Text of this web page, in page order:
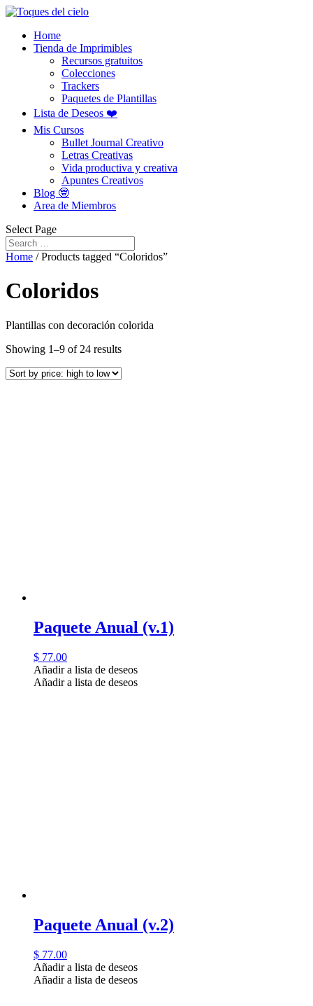
Home
Tienda de Imprimibles
Recursos gratuitos
Colecciones
Trackers
Paquetes de Plantillas
Lista de Deseos ❤️
Mis Cursos
Bullet Journal Creativo
Letras Creativas
Vida productiva y creativa
Apuntes Creativos
Blog 🤓
Area de Miembros
Select Page
Home / Products tagged “Coloridos”
Coloridos
Plantillas con decoración colorida
Showing 1–9 of 24 results
Paquete Anual (v.1)
$ 77.00
Añadir a lista de deseos
Añadir a lista de deseos
Paquete Anual (v.2)
$ 77.00
Añadir a lista de deseos
Añadir a lista de deseos